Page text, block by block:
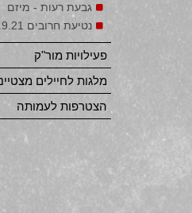
גבעת רעות - מיזם
נטיעת חרובים 2.9.21
פעילויות מור"ק
מלגות לחיילים
הצטרפות לעמותה